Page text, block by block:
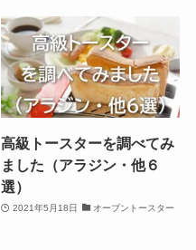
高級トースターを調べてみ
ました（アラジン・他６
選）
2021年5月18日 オーブントースター